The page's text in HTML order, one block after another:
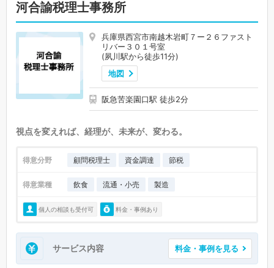
河合諭税理士事務所
兵庫県西宮市南越木岩町７ー２６ファスト
リバー３０１号室
(夙川駅から徒歩11分)
地図
阪急苦楽園口駅 徒歩2分
視点を変えれば、経理が、未来が、変わる。
得意分野 顧問税理士 資金調達 節税
得意業種 飲食 流通・小売 製造
個人の相談も受付可 料金・事例あり
サービス内容 料金・事例を見る